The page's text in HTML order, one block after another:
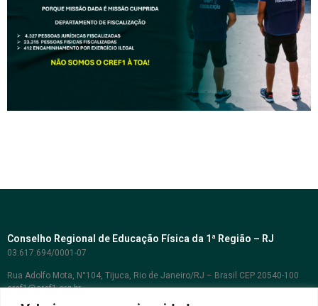
Conselho Regional de Educação Física da 1ª Região – RJ
03.617.694/0001-07
Rua Adolfo Mota, N°104, Tijuca, Rio de Janeiro/RJ – Brasil CEP 20540-100
cref1@cref1.org.br